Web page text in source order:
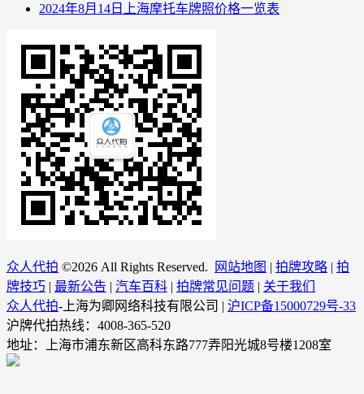
2024年8月14日上海摩托车牌照价格一览表
众人代拍 ©2026 All Rights Reserved. 网站地图 | 拍牌攻略 | 拍
牌技巧 | 最新公告 | 汽车百科 | 拍牌常见问题 | 关于我们
众人代拍-上海为卿网络科技有限公司 | 沪ICP备15000729号-33
沪牌代拍热线：4008-365-520
地址：上海市浦东新区高科东路777弄阳光城8号楼1208室